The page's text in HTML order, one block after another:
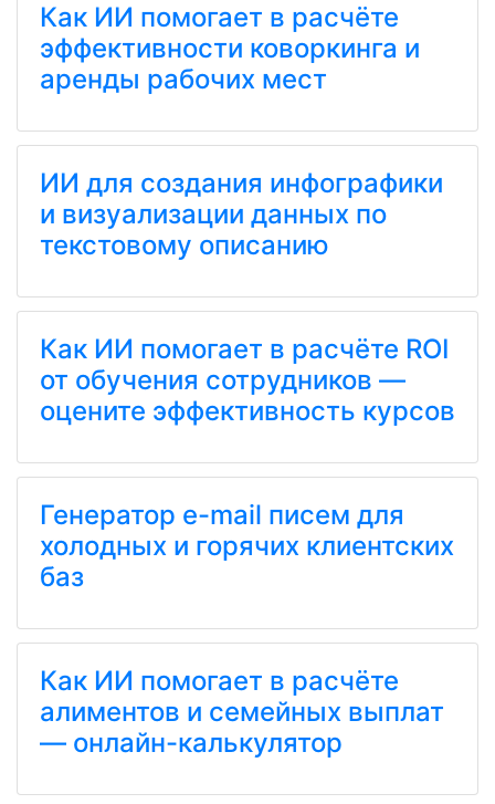
Как ИИ помогает в расчёте
эффективности коворкинга и
аренды рабочих мест
ИИ для создания инфографики
и визуализации данных по
текстовому описанию
Как ИИ помогает в расчёте ROI
от обучения сотрудников —
оцените эффективность курсов
Генератор e-mail писем для
холодных и горячих клиентских
баз
Как ИИ помогает в расчёте
алиментов и семейных выплат
— онлайн-калькулятор